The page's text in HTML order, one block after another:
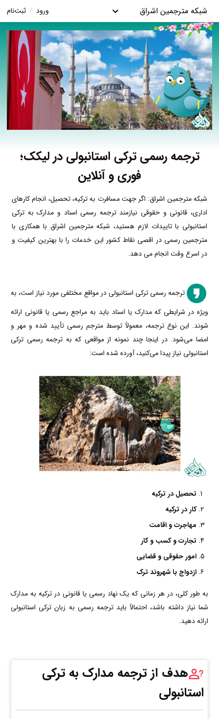
شبکه مترجمین اشراق ورود / ثبت‌نام
ترجمه رسمی ترکی استانبولی در لیکک؛
فوری و آنلاین
شبکه مترجمین اشراق: اگر جهت مسافرت به ترکیه، تحصیل، انجام کارهای
اداری، قانونی و حقوقی نیازمند ترجمه رسمی اسناد و مدارک به ترکی
استانبولی با تاییدات لازم هستید، شبکه مترجمین اشراق با همکاری با
مترجمین رسمی در اقصی نقاط کشور این خدمات را با بهترین کیفیت و
در اسرع وقت انجام می دهد.
ترجمه رسمی ترکی استانبولی در مواقع مختلفی مورد نیاز است، به
ویژه در شرایطی که مدارک یا اسناد باید به مراجع رسمی یا قانونی ارائه
شوند. این نوع ترجمه، معمولاً توسط مترجم رسمی تأیید شده و مهر و
امضا می‌شود. در اینجا چند نمونه از مواقعی که به ترجمه رسمی ترکی
استانبولی نیاز پیدا می‌کنید، آورده شده است:
تحصیل در ترکیه
کار در ترکیه
مهاجرت و اقامت
تجارت و کسب و کار
امور حقوقی و قضایی
ازدواج با شهروند ترک
به طور کلی، در هر زمانی که یک نهاد رسمی یا قانونی در ترکیه به مدارک
شما نیاز داشته باشد، احتمالاً باید ترجمه رسمی به زبان ترکی استانبولی
ارائه دهید.
هدف از ترجمه مدارک به ترکی
استانبولی